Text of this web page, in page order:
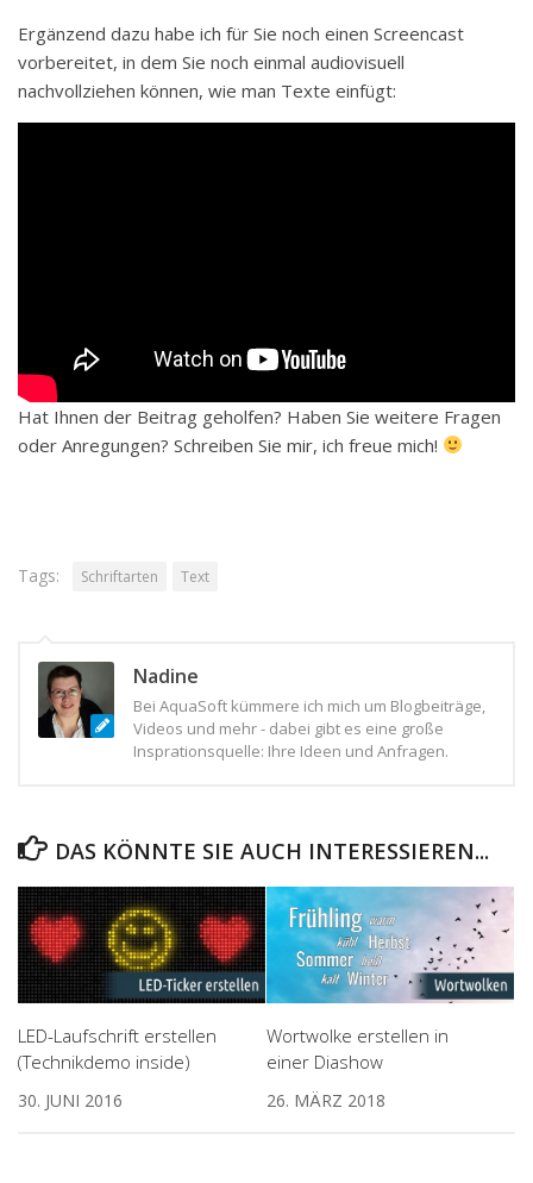
Ergänzend dazu habe ich für Sie noch einen Screencast
vorbereitet, in dem Sie noch einmal audiovisuell
nachvollziehen können, wie man Texte einfügt:
Hat Ihnen der Beitrag geholfen? Haben Sie weitere Fragen
oder Anregungen? Schreiben Sie mir, ich freue mich!
Tags: Schriftarten Text
Nadine
Bei AquaSoft kümmere ich mich um Blogbeiträge,
Videos und mehr - dabei gibt es eine große
Insprationsquelle: Ihre Ideen und Anfragen.
DAS KÖNNTE SIE AUCH INTERESSIEREN...
LED-Laufschrift erstellen
(Technikdemo inside)
30. JUNI 2016
Wortwolke erstellen in
einer Diashow
26. MÄRZ 2018